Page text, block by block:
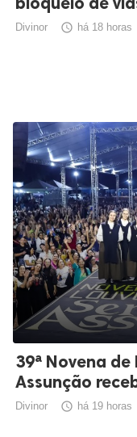
Divinor  há 18 horas
39ª Novena
Assunção
Divinor  há 19 horas